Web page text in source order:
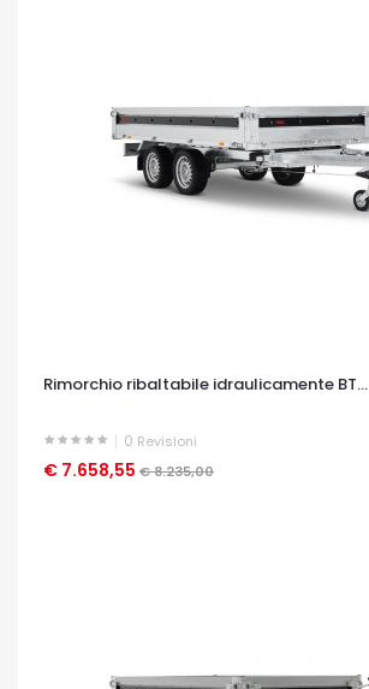
Rimorchio ribaltabile idraulicamente BT...
0 Revisioni
€ 7.658,55 € 8.235,00
OCCHIATA VELOCE